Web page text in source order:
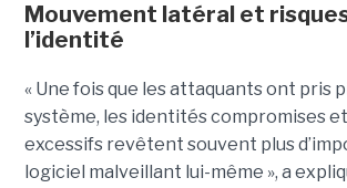
Mouvement latéral et
l’identité
« Une fois que les attaquants ont pris
système, les identités compromises
excessifs revêtent souvent plus
logiciel malveillant lui-même », a